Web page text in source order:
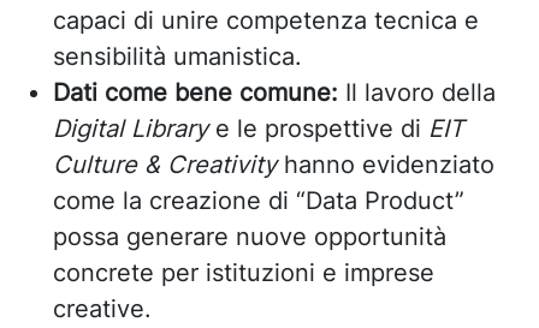
capaci di unire competenza tecnica e
sensibilità umanistica.
Dati come bene comune: Il lavoro della
Digital Librarye le prospettive di EIT
Culture & Creativityhanno evidenziato
come la creazione di “Data Product”
possa generare nuove opportunità
concrete per istituzioni e imprese
creative.